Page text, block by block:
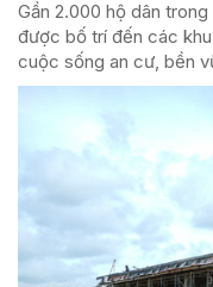
Gần 2.000 hộ dân
được bố trí đến các
cuộc sống an cư, bền